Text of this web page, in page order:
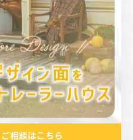
欲しい」
肢です✨
ください！！
です📩
相談はこちら